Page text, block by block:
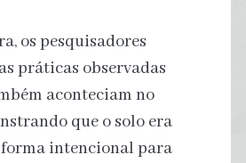
os pesquisadores
práticas observadas
aconteciam no
que o solo era
intencional para